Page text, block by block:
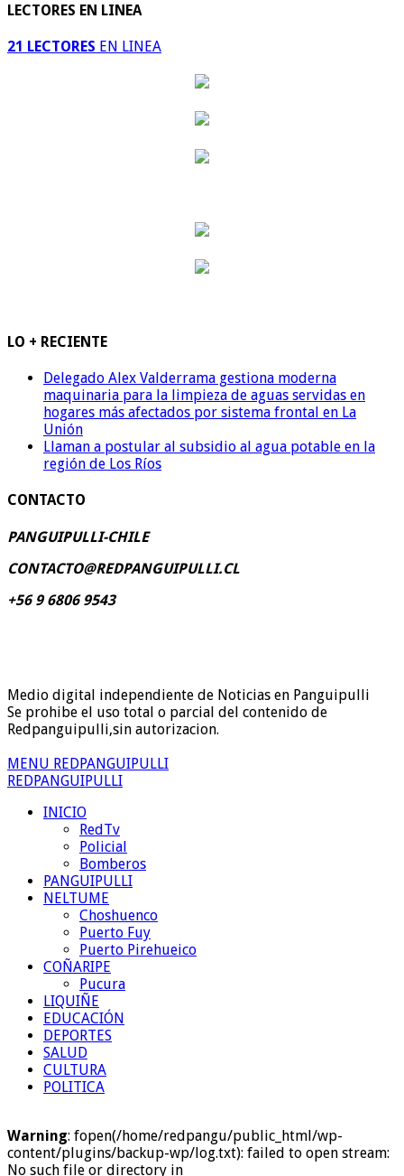
LECTORES EN LINEA
21 LECTORES EN LINEA
LO + RECIENTE
Delegado Alex Valderrama gestiona moderna
maquinaria para la limpieza de aguas servidas en
hogares más afectados por sistema frontal en La
Unión
Llaman a postular al subsidio al agua potable en la
región de Los Ríos
CONTACTO
PANGUIPULLI-CHILE
CONTACTO@REDPANGUIPULLI.CL
+56 9 6806 9543
Medio digital independiente de Noticias en Panguipulli
Se prohibe el uso total o parcial del contenido de
Redpanguipulli,sin autorizacion.
MENU REDPANGUIPULLI
REDPANGUIPULLI
INICIO
RedTv
Policial
Bomberos
PANGUIPULLI
NELTUME
Choshuenco
Puerto Fuy
Puerto Pirehueico
COÑARIPE
Pucura
LIQUIÑE
EDUCACIÓN
DEPORTES
SALUD
CULTURA
POLITICA
Warning: fopen(/home/redpangu/public_html/wp-
content/plugins/backup-wp/log.txt): failed to open stream:
No such file or directory in